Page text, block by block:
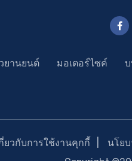
ยานยนต์ มอเตอร์ไซค์
ยวกับการใช้งานคุกกี้ นโย